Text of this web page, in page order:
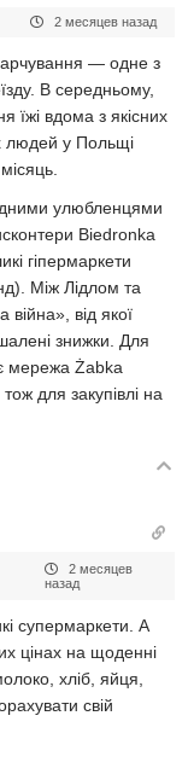
2 месяцев назад
— одне з
В середньому,
їжі вдома з якісних
людей у Польщі
улюбленцями
Biedronka
гіпермаркети
Між Лідлом та
війна», від якої
знижки. Для
мережа Żabka
для закупівлі на
2 месяцев
назад
супермаркети. А
цінах на щоденні
хліб, яйця,
свій